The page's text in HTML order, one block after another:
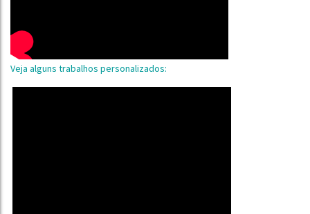
Veja alguns trabalhos personalizados: